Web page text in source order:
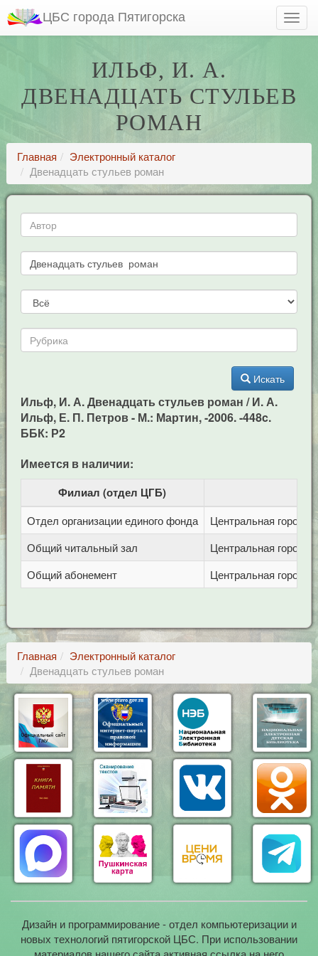
ЦБС города Пятигорска
ИЛЬФ, И. А.
ДВЕНАДЦАТЬ СТУЛЬЕВ
РОМАН
Главная
Электронный каталог
Двенадцать стульев роман
Искать
Ильф, И. А. Двенадцать стульев роман / И. А.
Ильф, Е. П. Петров - М.: Мартин, -2006. -448c.
ББК: Р2
Имеется в наличии:
Филиал (отдел ЦГБ)
Отдел организации единого фонда
Центральная
Общий читальный зал
Центральная
Общий абонемент
Центральная
Главная
Электронный каталог
Двенадцать стульев роман
Дизайн и программирование - отдел компьютеризации и
новых технологий пятигорской ЦБС. При использовании